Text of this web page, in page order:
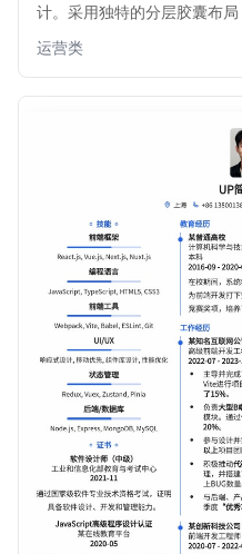
计。采用独特的分层胶囊布
简洁高效，突出核心竞争力
非常适合希望通过简历设计
运营类